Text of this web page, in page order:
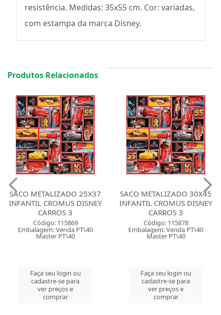
resistência. Medidas: 35x55 cm. Cor: variadas,
com estampa da marca Disney.
Produtos Relacionados
SACO METALIZADO 25X37
INFANTIL CROMUS DISNEY
CARROS 3
Código: 115869
Embalagem: Venda PT\40
Master PT\40
Faça seu login ou
cadastre-se para
ver preços e
comprar
SACO METALIZADO 30X45
INFANTIL CROMUS DISNEY
CARROS 3
Código: 115878
Embalagem: Venda PT\40
Master PT\40
Faça seu login ou
cadastre-se para
ver preços e
comprar